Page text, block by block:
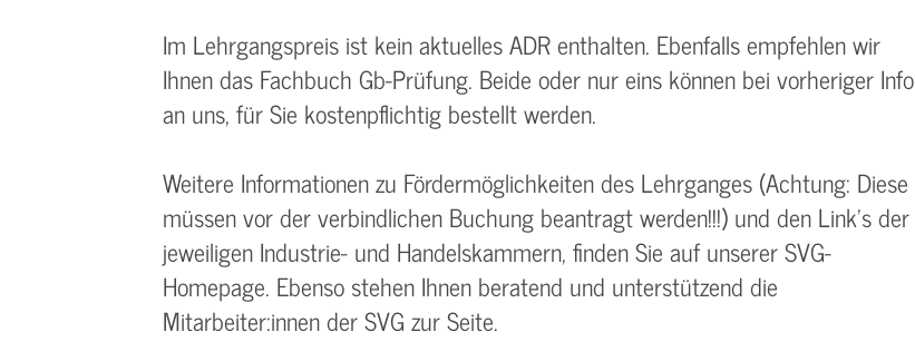
Im Lehrgangspreis ist kein aktuelles ADR enthalten. Ebenfalls empfehlen wir
Ihnen das Fachbuch Gb-Prüfung. Beide oder nur eins können bei vorheriger Info
an uns, für Sie kostenpflichtig bestellt werden.
Weitere Informationen zu Fördermöglichkeiten des Lehrganges (Achtung: Diese
müssen vor der verbindlichen Buchung beantragt werden!!!) und den Link's der
jeweiligen Industrie- und Handelskammern, finden Sie auf unserer SVG-
Homepage. Ebenso stehen Ihnen beratend und unterstützend die
Mitarbeiter:innen der SVG zur Seite.